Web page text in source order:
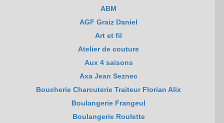
ABM
AGF Graiz Daniel
Art et fil
Atelier de couture
Aux 4 saisons
Axa Jean Seznec
Boucherie Charcuterie Traiteur Florian Alix
Boulangerie Frangeul
Boulangerie Roulette